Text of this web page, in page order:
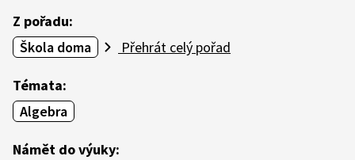
Z pořadu:
Škola doma
Přehrát celý pořad
Témata:
Algebra
Námět do výuky: